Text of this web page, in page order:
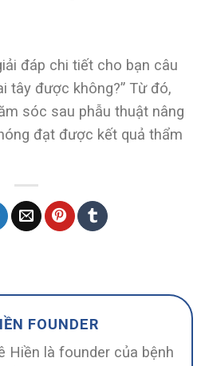
đáp chi tiết cho bạn câu
tây được không?” Từ đó,
sóc sau phẫu thuật nâng
đạt được kết quả thẩm
FOUNDER
Hiền là founder của bệnh